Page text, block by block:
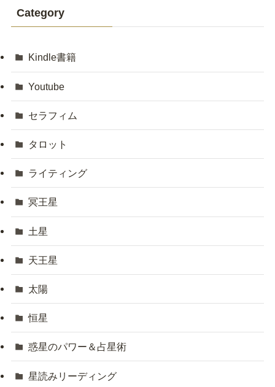
Category
Kindle書籍
Youtube
セラフィム
タロット
ライティング
冥王星
土星
天王星
太陽
恒星
惑星のパワー＆占星術
星読みリーディング